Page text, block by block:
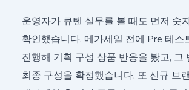
운영자가 큐텐 실무를 볼 때도 먼저 숫
확인했습니다. 메가세일 전에 Pre 테스
진행해 기획 구성 상품 반응을 봤고, 그
최종 구성을 확정했습니다. 또 신규 브